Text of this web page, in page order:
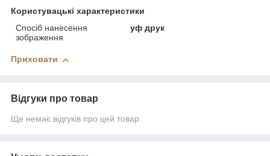
Користувацькі характеристики
Спосіб нанесення
зображення
уф друк
Приховати
Відгуки про товар
Ще немає відгуків про цей товар